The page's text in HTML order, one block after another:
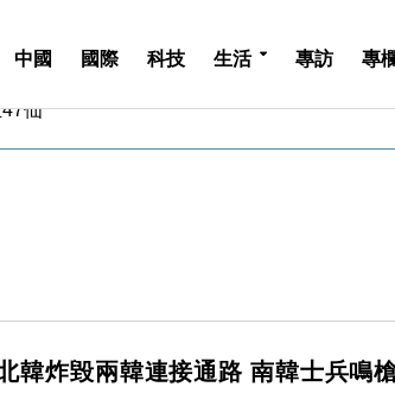
中國 國際 科技 生活 專訪 專
消費表現
損失近6900萬元
司
仙
韓炸毀兩韓連接通路 南韓士兵鳴